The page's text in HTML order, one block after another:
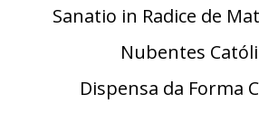
Sanatio in Radice de
Nubentes
Dispensa da Forma